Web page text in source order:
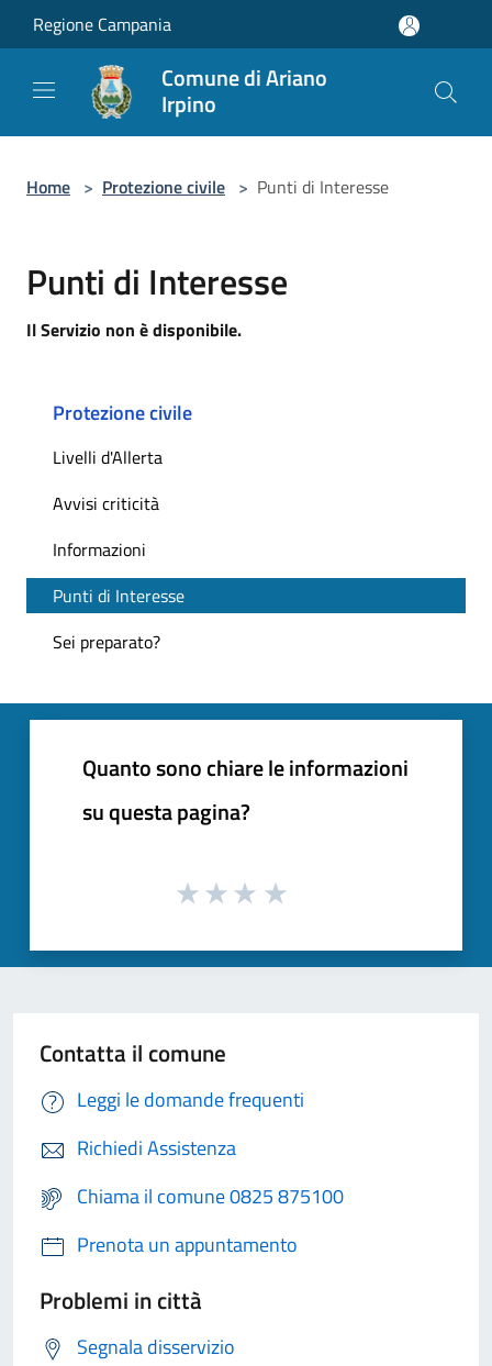
Salta al contenuto principale
Regione Campania
Comune di Ariano
Irpino
Home > Protezione civile > Punti di Interesse
Punti di Interesse
Il Servizio non è disponibile.
Protezione civile
Livelli d'Allerta
Avvisi criticità
Informazioni
Punti di Interesse
Sei preparato?
Quanto sono chiare le informazioni
su questa pagina?
Contatta il comune
Leggi le domande frequenti
Richiedi Assistenza
Chiama il comune 0825 875100
Prenota un appuntamento
Problemi in città
Segnala disservizio